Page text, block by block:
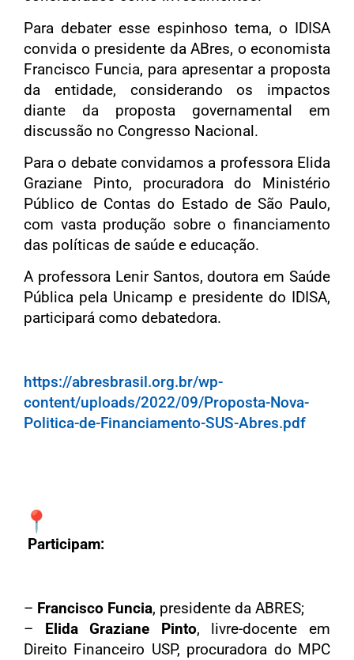
Para debater esse espinhoso tema, o IDISA
convida o presidente da ABres, o economista
Francisco Funcia, para apresentar a proposta
da entidade, considerando os impactos
diante da proposta governamental em
discussão no Congresso Nacional.
Para o debate convidamos a professora Elida
Graziane Pinto, procuradora do Ministério
Público de Contas do Estado de São Paulo,
com vasta produção sobre o financiamento
das políticas de saúde e educação.
A professora Lenir Santos, doutora em Saúde
Pública pela Unicamp e presidente do IDISA,
participará como debatedora.
https://abresbrasil.org.br/wp-
content/uploads/2022/09/Proposta-Nova-
Politica-de-Financiamento-SUS-Abres.pdf
Participam:
– Francisco Funcia, presidente da ABRES;
– Elida Graziane Pinto, livre-docente em
Direito Financeiro USP, procuradora do MPC